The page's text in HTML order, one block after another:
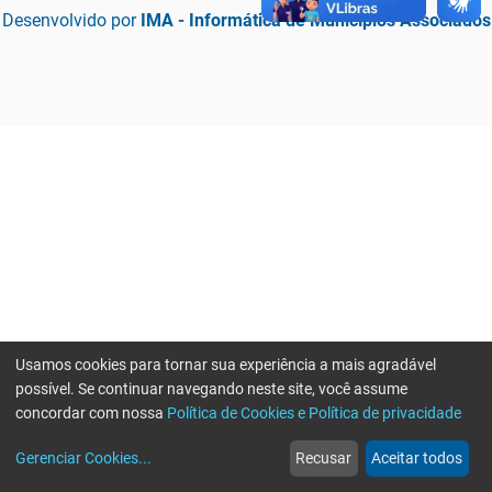
Desenvolvido por IMA - Informática de Municípios Associados
web
Notícias
more_horiz
Mais
Usamos cookies para tornar sua experiência a mais agradável
possível. Se continuar navegando neste site, você assume
concordar com nossa Política de Cookies e Política de privacidade
Gerenciar Cookies... Recusar Aceitar todos
Erro ao enviar informações, por favor tente novamente